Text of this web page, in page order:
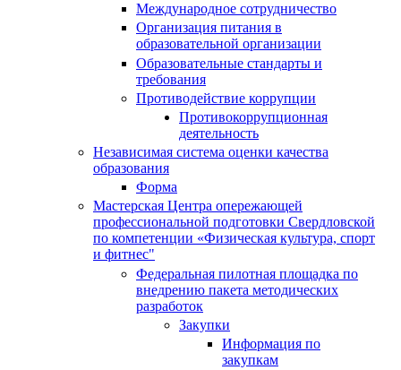
Международное сотрудничество
Организация питания в
образовательной организации
Образовательные стандарты и
требования
Противодействие коррупции
Противокоррупционная
деятельность
Независимая система оценки качества
образования
Форма
Мастерская Центра опережающей
профессиональной подготовки Свердловской
по компетенции «Физическая культура, спорт
и фитнес"
Федеральная пилотная площадка по
внедрению пакета методических
разработок
Закупки
Информация по
закупкам